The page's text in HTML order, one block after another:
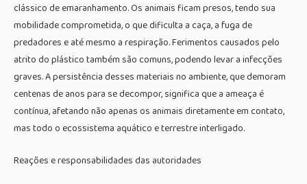
clássico de emaranhamento. Os animais ficam presos, tendo sua
mobilidade comprometida, o que dificulta a caça, a fuga de
predadores e até mesmo a respiração. Ferimentos causados pelo
atrito do plástico também são comuns, podendo levar a infecções
graves. A persistência desses materiais no ambiente, que demoram
centenas de anos para se decompor, significa que a ameaça é
contínua, afetando não apenas os animais diretamente em contato,
mas todo o ecossistema aquático e terrestre interligado.
Reações e responsabilidades das autoridades